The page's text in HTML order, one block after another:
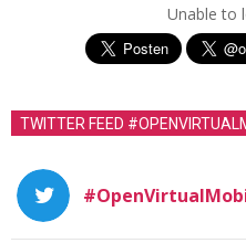
Unable to
TWITTER FEED